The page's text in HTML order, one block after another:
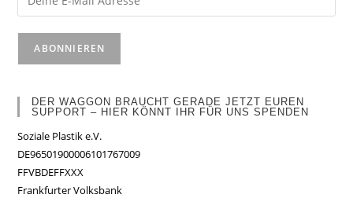
DER WAGGON BRAUCHT GERADE JETZT EUREN
SUPPORT – HIER KÖNNT IHR FÜR UNS SPENDEN
Soziale Plastik e.V.
DE96501900006101767009
FFVBDEFFXXX
Frankfurter Volksbank